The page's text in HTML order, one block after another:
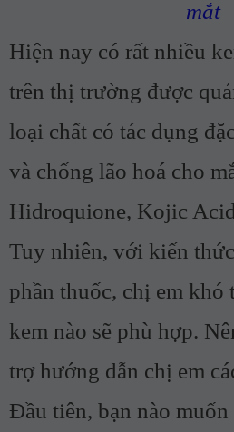
mắt
Hiện nay có rất nhiều
trên thị trường được
loại chất có tác dụng
và chống lão hoá cho
Hidroquione, Kojic
Tuy nhiên, với kiến
phần thuốc, chị em
kem nào sẽ phù hợp.
trợ hướng dẫn chị em
Đầu tiên, bạn nào